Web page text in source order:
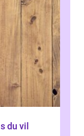
du vil